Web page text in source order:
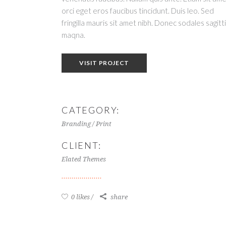
orci eget eros faucibus tincidunt. Duis leo. Sed
fringilla mauris sit amet nibh. Donec sodales
maqna.
VISIT PROJECT
CATEGORY:
Branding / Print
CLIENT:
Elated Themes
0 likes share